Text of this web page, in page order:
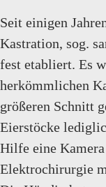
Seit einigen
Kastration, sog.
fest etabliert. Es
herkömmlichen
größeren Schnitt
Eierstöcke
Hilfe eine
Elektrochirurgie